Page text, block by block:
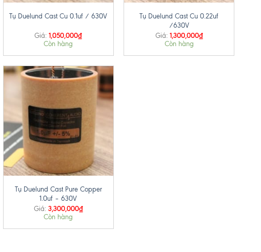
Tụ Duelund Cast Cu 0.1uf / 630V
Giá: 1,050,000₫
Còn hàng
Tụ Duelund Cast Cu 0.22uf
/630V
Giá: 1,300,000₫
Còn hàng
+
Tụ Duelund Cast Pure Copper
1.0uf – 630V
Giá: 3,300,000₫
Còn hàng